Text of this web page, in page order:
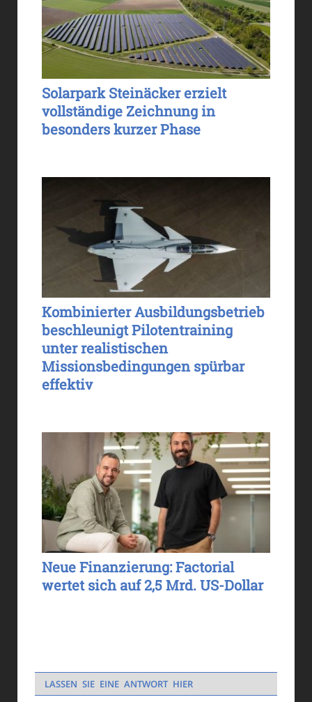
Solarpark Steinäcker erzielt
vollständige Zeichnung in
besonders kurzer Phase
Kombinierter Ausbildungsbetrieb
beschleunigt Pilotentraining
unter realistischen
Missionsbedingungen spürbar
effektiv
Neue Finanzierung: Factorial
wertet sich auf 2,5 Mrd. US-Dollar
LASSEN SIE EINE ANTWORT HIER